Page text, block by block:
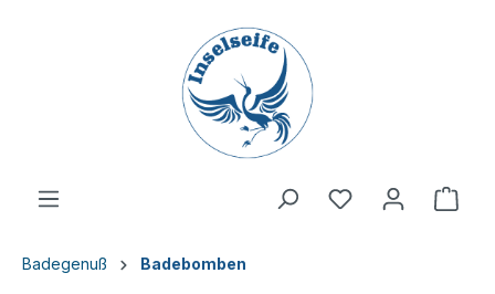
Badegenuß Badebomben